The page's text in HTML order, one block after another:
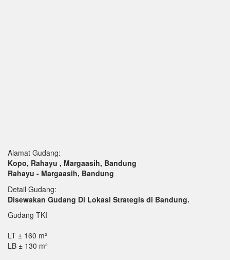
Alamat Gudang:
Kopo, Rahayu , Margaasih, Bandung
Rahayu - Margaasih, Bandung
Detail Gudang:
Disewakan Gudang Di Lokasi Strategis di Bandung.
Gudang TKI
LT ± 160 m²
LB ± 130 m²